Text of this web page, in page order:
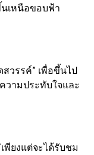
เหนือขอบฟ้า
วรรค์” เพื่อขึ้นไป
วามประทับใจและ
พียงแต่จะได้รับชม